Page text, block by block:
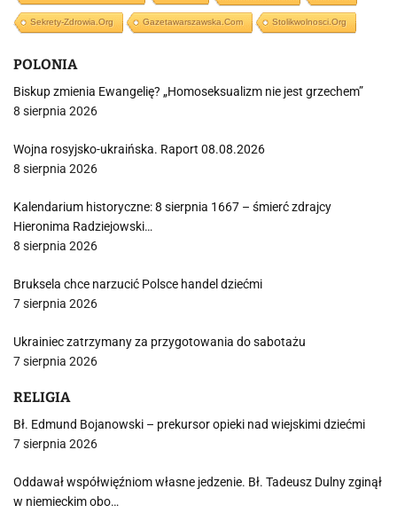
Sekrety-Zdrowia.org Gazetawarszawska.com Stolikwolnosci.org
POLONIA
Biskup zmienia Ewangelię? „Homoseksualizm nie jest grzechem”
8 sierpnia 2026
Wojna rosyjsko-ukraińska. Raport 08.08.2026
8 sierpnia 2026
Kalendarium historyczne: 8 sierpnia 1667 – śmierć zdrajcy
Hieronima Radziejowski…
8 sierpnia 2026
Bruksela chce narzucić Polsce handel dziećmi
7 sierpnia 2026
Ukrainiec zatrzymany za przygotowania do sabotażu
7 sierpnia 2026
RELIGIA
Bł. Edmund Bojanowski – prekursor opieki nad wiejskimi dziećmi
7 sierpnia 2026
Oddawał współwięźniom własne jedzenie. Bł. Tadeusz Dulny zginął
w niemieckim obo…